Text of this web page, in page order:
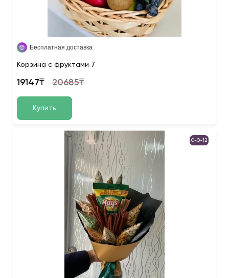
Бесплатная доставка
Корзина с фруктами 7
19147₸ 20685₸
Купить
0-0-12